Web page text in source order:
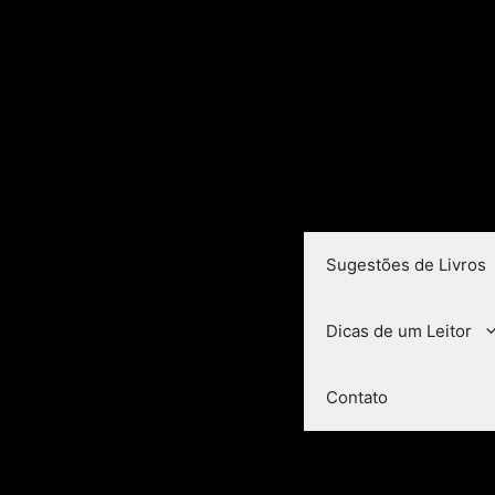
Sugestões de Livros
Dicas de um Leitor
Contato